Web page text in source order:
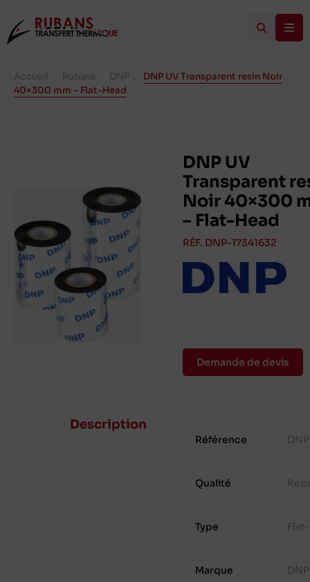
Accueil Rubans DNP
DNP UV Transparent resin Noir
40×300 mm – Flat-Head
DNP UV
Transparent
Noir 40×300
– Flat-Head
RÉF. DNP-17341632
Demande de devis
Description
Référence
Qualité
Type
Marque DNP